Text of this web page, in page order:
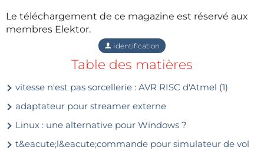
Le téléchargement de ce magazine est réservé aux
membres Elektor.
Identification
Table des matières
vitesse n'est pas sorcellerie : AVR RISC d'Atmel (1)
adaptateur pour streamer externe
Linux : une alternative pour Windows ?
t&eacute;l&eacute;commande pour simulateur de vol